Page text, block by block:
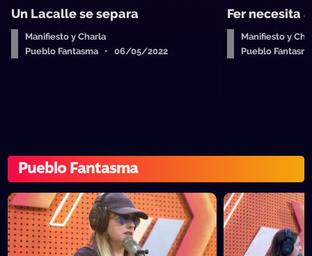
Un Lacalle se separa
Manifiesto y Charla
Pueblo Fantasma • 06/05/2022
Fer necesita
Manifiesto y
Pueblo
Pueblo Fantasma